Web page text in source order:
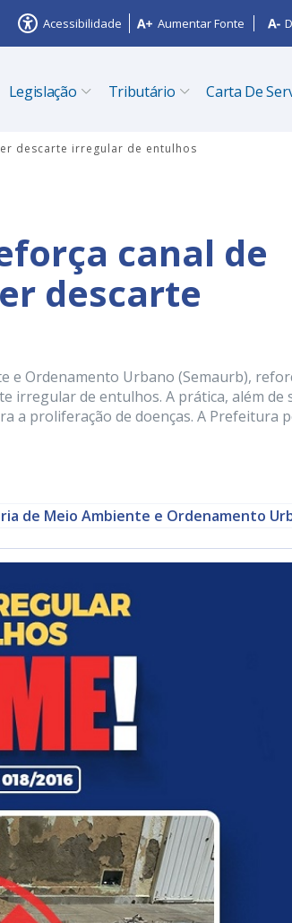
Acessibilidade Aumentar Fonte
Legislação Tributário Carta De
descarte irregular de entulhos
canal de
descarte
e Ordenamento Urbano (Semaurb),
irregular de entulhos. A prática, além de
a proliferação de doenças. A Prefeitura
de Meio Ambiente e Ordenamento